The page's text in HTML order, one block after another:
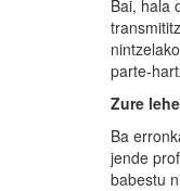
Bai, hala
parte-
Zure
Ba
jende
babestu